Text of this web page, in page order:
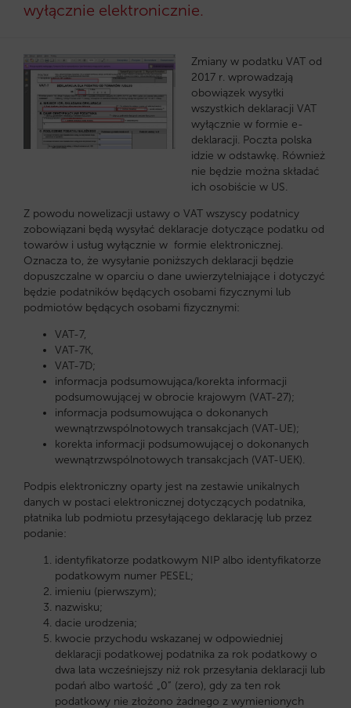
wyłącznie elektronicznie.
Zmiany w podatku VAT od
2017 r. wprowadzają
obowiązek wysyłki
wszystkich deklaracji VAT
wyłącznie w formie e-
deklaracji. Poczta polska
idzie w odstawkę. Również
nie będzie można składać
ich osobiście w US.
Z powodu nowelizacji ustawy o VAT wszyscy podatnicy
zobowiązani będą wysyłać deklaracje dotyczące podatku od
towarów i usług wyłącznie w formie elektronicznej.
Oznacza to, że wysyłanie poniższych deklaracji będzie
dopuszczalne w oparciu o dane uwierzytelniające i dotyczyć
będzie podatników będących osobami fizycznymi lub
podmiotów będących osobami fizycznymi:
VAT-7,
VAT-7K,
VAT-7D;
informacja podsumowująca/korekta informacji
podsumowującej w obrocie krajowym (VAT-27);
informacja podsumowująca o dokonanych
wewnątrzwspólnotowych transakcjach (VAT-UE);
korekta informacji podsumowującej o dokonanych
wewnątrzwspólnotowych transakcjach (VAT-UEK).
Podpis elektroniczny oparty jest na zestawie unikalnych
danych w postaci elektronicznej dotyczących podatnika,
płatnika lub podmiotu przesyłającego deklarację lub przez
podanie:
identyfikatorze podatkowym NIP albo identyfikatorze
podatkowym numer PESEL;
imieniu (pierwszym);
nazwisku;
dacie urodzenia;
kwocie przychodu wskazanej w odpowiedniej
deklaracji podatkowej podatnika za rok podatkowy o
dwa lata wcześniejszy niż rok przesyłania deklaracji lub
podań albo wartość „0” (zero), gdy za ten rok
podatkowy nie złożono żadnego z wymienionych